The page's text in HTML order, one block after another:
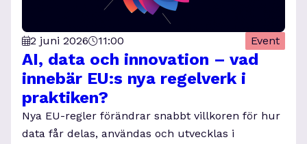
2 juni 2026 11:00 Event
AI, data och innovation – vad
innebär EU:s nya regelverk i
praktiken?
Nya EU-regler förändrar snabbt villkoren för hur
data får delas, användas och utvecklas i